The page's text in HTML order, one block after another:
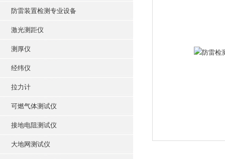
防雷装置检测专业设备
激光测距仪
测厚仪
经纬仪
拉力计
可燃气体测试仪
接地电阻测试仪
大地网测试仪